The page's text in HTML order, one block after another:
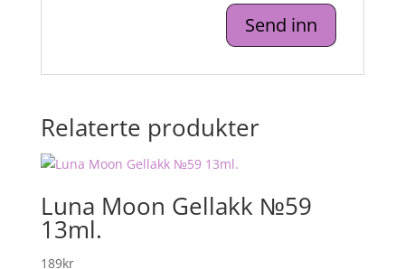
Relaterte produkter
Luna Moon Gellakk №59
13ml.
189kr